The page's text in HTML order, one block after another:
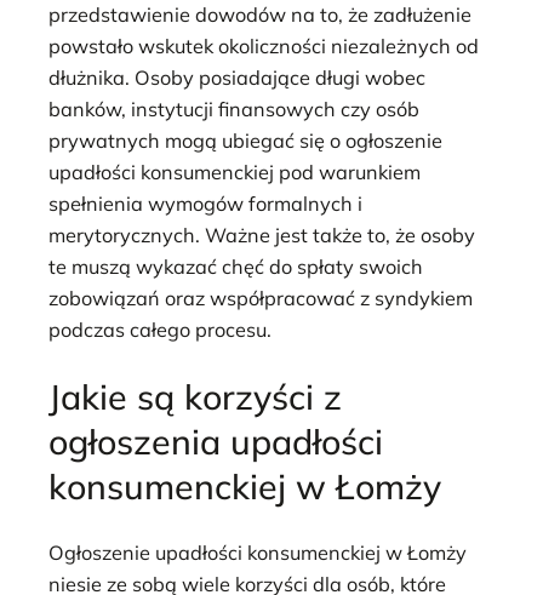
przedstawienie dowodów na to, że zadłużenie
powstało wskutek okoliczności niezależnych od
dłużnika. Osoby posiadające długi wobec
banków, instytucji finansowych czy osób
prywatnych mogą ubiegać się o ogłoszenie
upadłości konsumenckiej pod warunkiem
spełnienia wymogów formalnych i
merytorycznych. Ważne jest także to, że osoby
te muszą wykazać chęć do spłaty swoich
zobowiązań oraz współpracować z syndykiem
podczas całego procesu.
Jakie są korzyści z
ogłoszenia upadłości
konsumenckiej w Łomży
Ogłoszenie upadłości konsumenckiej w Łomży
niesie ze sobą wiele korzyści dla osób, które